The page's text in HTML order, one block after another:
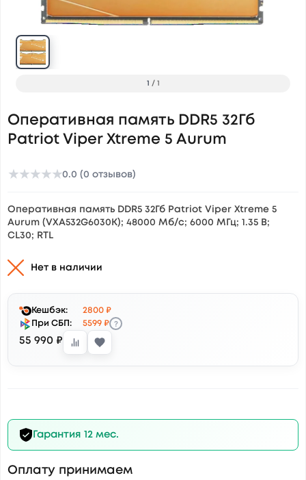
1 / 1
Оперативная память DDR5 32Гб
Patriot Viper Xtreme 5 Aurum
★★★★★0.0 (0 отзывов)
Оперативная память DDR5 32Гб Patriot Viper Xtreme 5
Aurum (VXA532G6030K); 48000 Мб/c; 6000 МГц; 1.35 В;
CL30; RTL
Нет в наличии
Кешбэк:
2800 ₽
При СБП:
5599 ₽ ?
55 990 ₽
Гарантия 12 мес.
Оплату принимаем